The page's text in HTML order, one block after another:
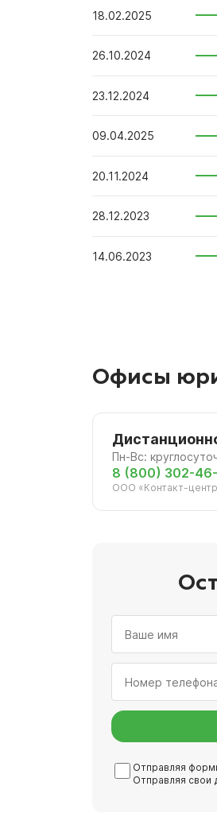
18.02.2025
26.10.2024
23.12.2024
09.04.2025
20.11.2024
28.12.2023
14.06.2023
Офисы
Пн-Вс:
8 (800) 302-
ООО «Контакт-
Отправляя
Отправляя свои